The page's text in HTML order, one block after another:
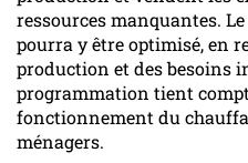
ressources manquantes.
pourra y être optimisé, en
production et des besoins
programmation tient
fonctionnement du
ménagers.